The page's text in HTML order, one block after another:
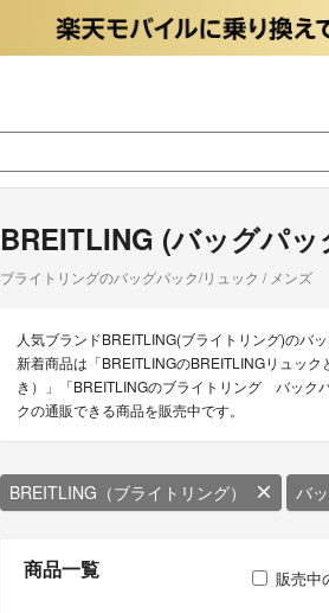
BREITLING (バッグパ
ブライトリングのバッグパック/リュック / メンズ
人気ブランドBREITLING(ブライトリング)のバ
新着商品は「BREITLINGのBREITLINGリュ
き）」「BREITLINGのブライトリング バック
クの通販できる商品を販売中です。
BREITLING（ブライトリング） バ
商品一覧 販売中